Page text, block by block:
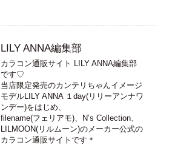
LILY ANNA編集部
カラコン通販サイト LILY ANNA編集部
です♡
当店限定発売のカンテリちゃんイメージ
モデルLILY ANNA １day(リリーアンナワ
ンデー)をはじめ、
filename(フェリアモ)、N’s Collection、
LILMOON(リルムーン)のメーカー公式の
カラコン通販サイトです＊